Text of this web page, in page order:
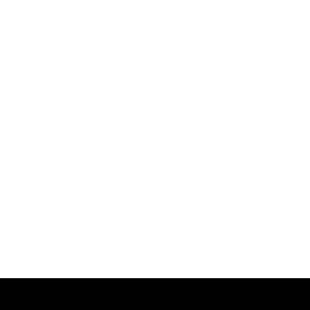
tìm trên google
11h30, chiều từ
từ 11h30-14h ,từ 18h